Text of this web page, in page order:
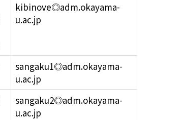
kibinove◎adm.okayama-
u.ac.jp
sangaku1◎adm.okayama-
u.ac.jp
sangaku2◎adm.okayama-
u.ac.jp